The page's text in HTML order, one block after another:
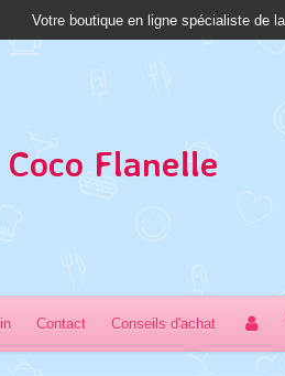
Votre boutique en ligne spécialiste de
Coco Flanelle
Contact Conseils d'achat